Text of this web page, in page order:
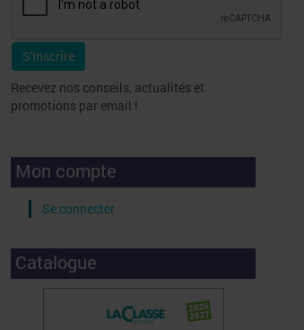
Recevez nos conseils, actualités et
promotions par email !
Mon compte
Se connecter
Catalogue